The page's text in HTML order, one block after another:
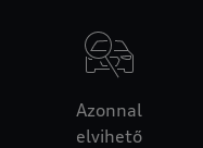
Azonnal
elvihető